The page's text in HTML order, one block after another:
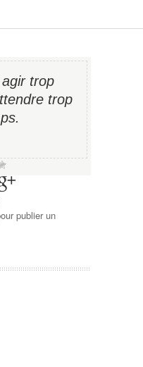
trop
trop
publier un